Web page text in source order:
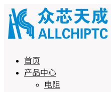
首页
产品中心
电阻